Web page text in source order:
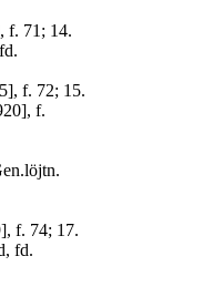
f. 71; 14.
f. 72; 15.
f.
f. 74; 17.
fd.